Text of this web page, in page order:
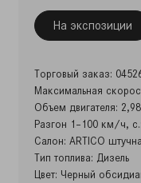
На экспозиции
Торговый заказ:
Максимальная
Объем двигателя:
Разгон 1–100 км/ч,
Салон: ARTICO
Тип топлива: Дизель
Цвет: Черный